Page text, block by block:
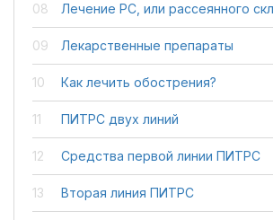
Лечение РС, или рассеянного
Лекарственные препараты
Как лечить обострения?
ПИТРС двух линий
Средства первой линии ПИТРС
Вторая линия ПИТРС